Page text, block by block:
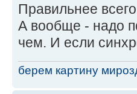
Правильнее
А вообще - надо
чем. И если
берем картину